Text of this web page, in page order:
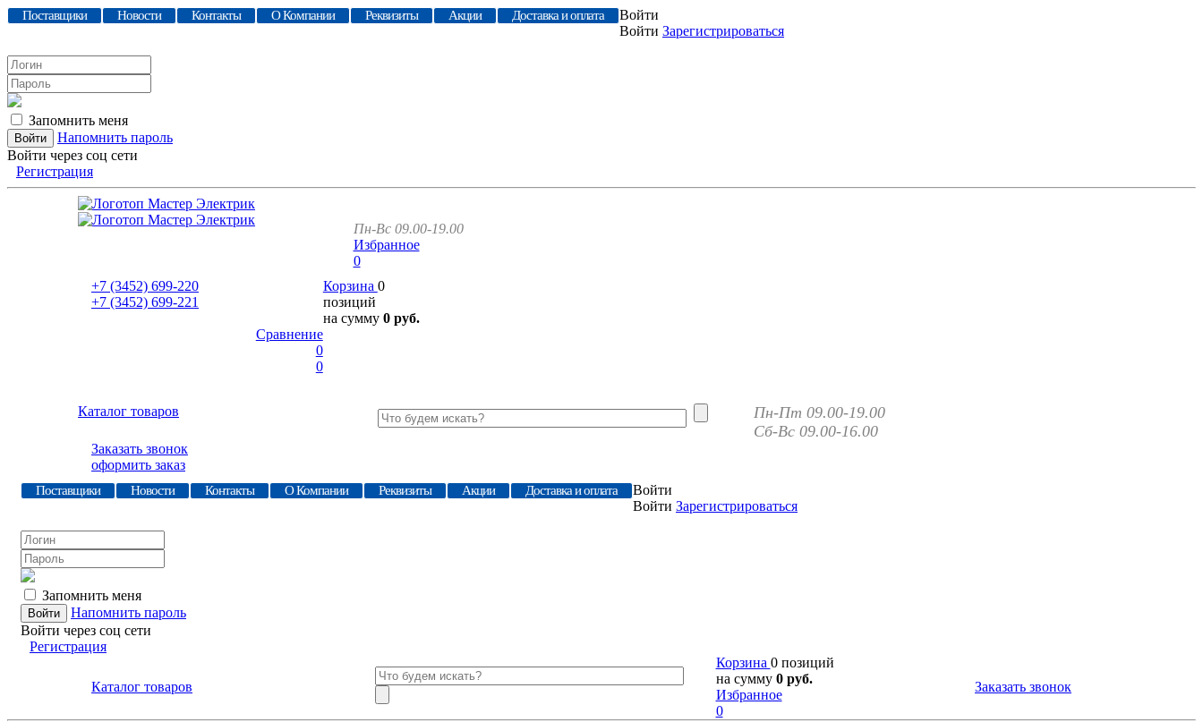
Поставщики Новости Контакты О Компании Реквизиты Акции Доставка и оплата
Войти
Войти Зарегистрироваться
Запомнить меня
Напомнить пароль
Войти через соц сети
Регистрация
Пн-Вс 09.00-19.00
Избранное
0
+7 (3452) 699-220
+7 (3452) 699-221
Корзина 0
позиций
на сумму 0 руб.
Сравнение
0
0
Каталог товаров
Пн-Пт 09.00-19.00
Сб-Вс 09.00-16.00
Заказать звонок
оформить заказ
Поставщики Новости Контакты О Компании Реквизиты Акции Доставка и оплата
Войти
Войти Зарегистрироваться
Запомнить меня
Напомнить пароль
Войти через соц сети
Регистрация
Каталог товаров
Корзина 0 позиций
на сумму 0 руб.
Избранное
0
Заказать звонок